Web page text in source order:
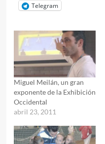
Telegram
Miguel Meilán, un gran
exponente de la Exhibición
Occidental
abril 23, 2011